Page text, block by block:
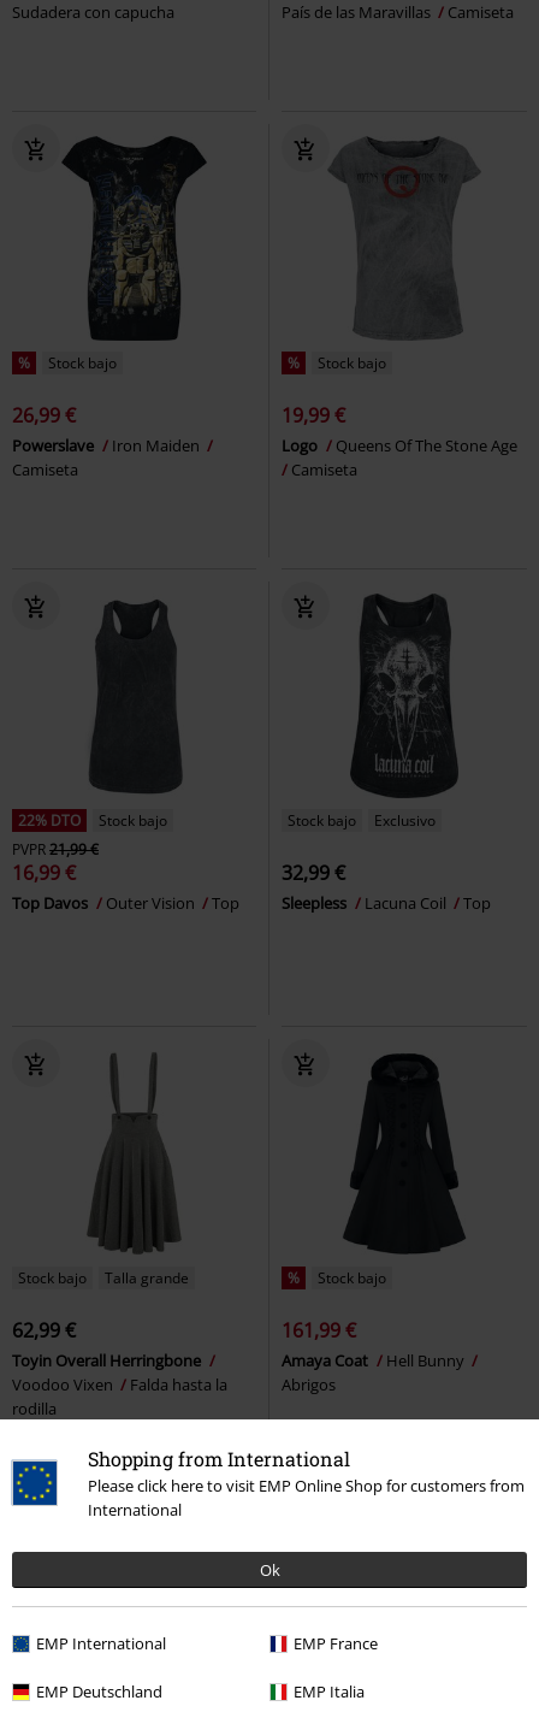
Shopping from International
Please click here to visit EMP Online Shop for customers from
International
Ok
EMP International EMP France
EMP Deutschland EMP Italia
Sudadera con capucha
País de las Maravillas
Camiseta
% Stock bajo
26,99 €
Powerslave
Iron Maiden
Camiseta
% Stock bajo
19,99 €
Logo
Queens Of The Stone Age
Camiseta
22% DTO
Stock bajo
PVPR21,99 €
16,99 €
Top Davos Outer Vision Top
Stock bajo Exclusivo
32,99 €
Sleepless Lacuna Coil Top
Stock bajo Talla grande
62,99 €
Toyin Overall Herringbone
Voodoo Vixen
Falda hasta la
rodilla
% Stock bajo
161,99 €
Amaya Coat
Hell Bunny
Abrigos